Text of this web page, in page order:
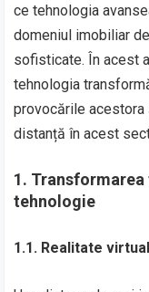
ce tehnologia
domeniul imobiliar
sofisticate. În acest
tehnologia
provocările
distanță în acest
1.
tehnologie
1.1. Realitate